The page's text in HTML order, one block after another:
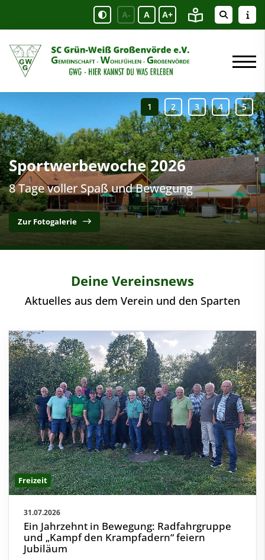
A- A A+
Sportwerbewoche 2026
8 Tage voller Spaß und Bewegung
Zur Fotogalerie
Deine Vereinsnews
Aktuelles aus dem Verein und den Sparten
Freizeit
31.07.2026
Ein Jahrzehnt in Bewegung: Radfahrgruppe
und „Kampf den Krampfadern“ feiern
Jubiläum